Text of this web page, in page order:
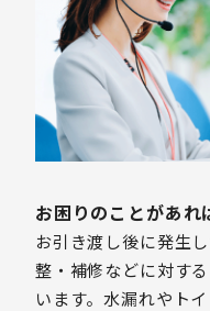
お困りのことがあれ
お引き渡し後に発生
整・補修などに対す
います。水漏れやト